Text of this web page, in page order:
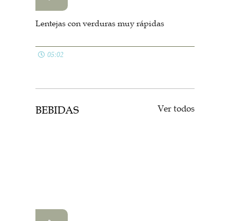
BEBIDAS
Como hacer Piña Colada
04:47